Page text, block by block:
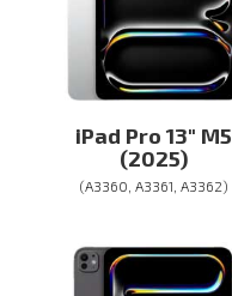
iPad Pro 13″ M5
(2025)
(A3360, A3361, A3362)